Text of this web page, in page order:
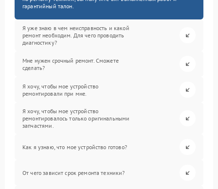
гарантийный талон.
Я уже знаю в чем неисправность и какой
ремонт необходим. Для чего проводить
диагностику?
Мне нужен срочный ремонт. Сможете
сделать?
Я хочу, чтобы мое устройство
ремонтировали при мне.
Я хочу, чтобы мое устройство
ремонтировалось только оригинальными
запчастями.
Как я узнаю, что мое устройство готово?
От чего зависит срок ремонта техники?